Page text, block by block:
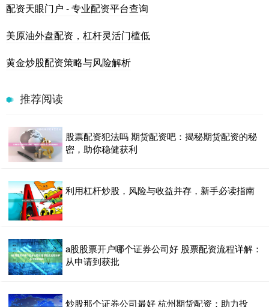
配资天眼门户 - 专业配资平台查询
美原油外盘配资，杠杆灵活门槛低
黄金炒股配资策略与风险解析
推荐阅读
股票配资犯法吗 期货配资吧：揭秘期货配资的秘
密，助你稳健获利
利用杠杆炒股，风险与收益并存，新手必读指南
a股股票开户哪个证券公司好 股票配资流程详解：
从申请到获批
炒股那个证券公司最好 杭州期货配资：助力投